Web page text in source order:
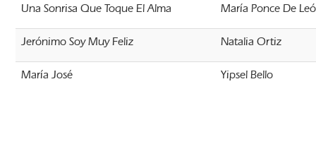
Una Sonrisa Que Toque El Alma María Ponce De
Jerónimo Soy Muy Feliz Natalia Ortiz
María José Yipsel Bello